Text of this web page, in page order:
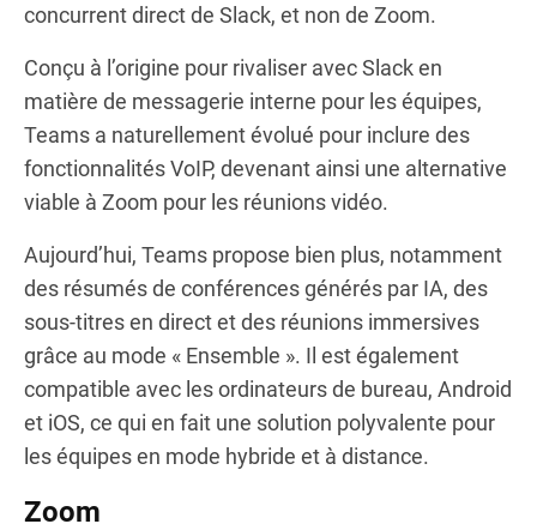
concurrent direct de Slack, et non de Zoom.
Conçu à l’origine pour rivaliser avec Slack en
matière de messagerie interne pour les équipes,
Teams a naturellement évolué pour inclure des
fonctionnalités VoIP, devenant ainsi une alternative
viable à Zoom pour les réunions vidéo.
Aujourd’hui, Teams propose bien plus, notamment
des résumés de conférences générés par IA, des
sous-titres en direct et des réunions immersives
grâce au mode « Ensemble ». Il est également
compatible avec les ordinateurs de bureau, Android
et iOS, ce qui en fait une solution polyvalente pour
les équipes en mode hybride et à distance.
Zoom